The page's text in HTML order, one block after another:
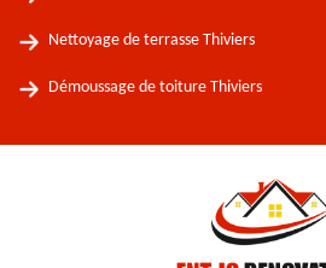
Nettoyage de terrasse Thiviers
Démoussage de toiture Thiviers